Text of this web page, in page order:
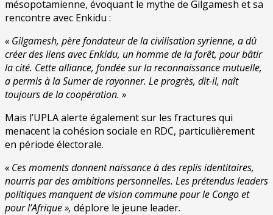
mésopotamienne, évoquant le mythe de Gilgamesh et sa
rencontre avec Enkidu :
« Gilgamesh, père fondateur de la civilisation syrienne, a dû
créer des liens avec Enkidu, un homme de la forêt, pour bâtir
la cité. Cette alliance, fondée sur la reconnaissance mutuelle,
a permis à la Sumer de rayonner. Le progrès, dit-il, naît
toujours de la coopération. »
Mais l’UPLA alerte également sur les fractures qui
menacent la cohésion sociale en RDC, particulièrement
en période électorale.
« Ces moments donnent naissance à des replis identitaires,
nourris par des ambitions personnelles. Les prétendus leaders
politiques manquent de vision commune pour le Congo et
pour l’Afrique », déplore le jeune leader.